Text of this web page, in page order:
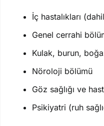
İç hastalıkları
Genel cerrahi
Kulak, burun,
Nöroloji bölümü
Göz sağlığı ve
Psikiyatri (ruh